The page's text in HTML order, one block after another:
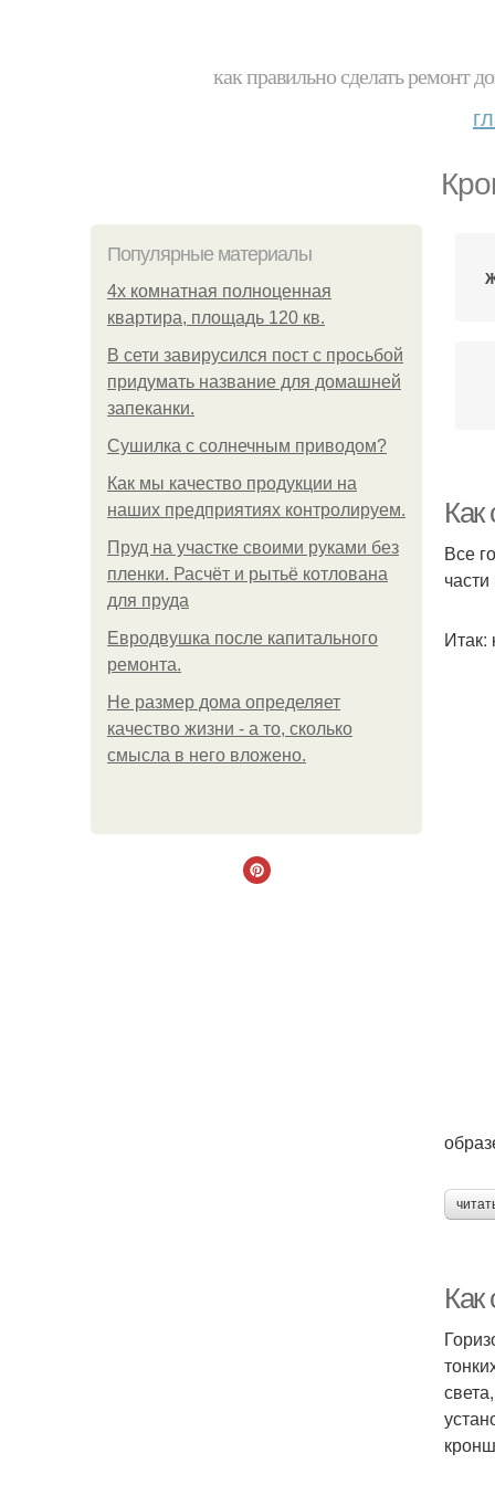
как правильно сделать ремонт
Популярные материалы
4x комнатная полноценная
квартира, площадь 120 кв.
В сети завирусился пост с просьбой
придумать название для домашней
запеканки.
Сушилка с солнечным приводом?
Как мы качество продукции на
наших предприятиях контролируем.
Пруд на участке своими руками без
пленки. Расчёт и рытьё котлована
для пруда
Евродвушка после капитального
ремонта.
Не размер дома определяет
качество жизни - а то, сколько
смысла в него вложено.
Как
Все
Итак:
Как